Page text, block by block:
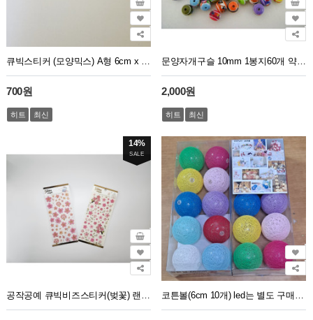
700원
히트 최신
문양자개구슬 10mm 1봉지60개 약35g
2,000원
히트 최신
14%
SALE